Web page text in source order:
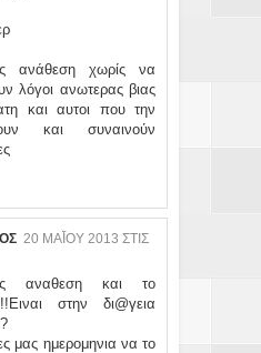
ανάθεση χωρίς να
λόγοι ανωτερας βιας
και αυτοι που την
και συναινούν
20 ΜΑΪ́ΟΥ 2013 ΣΤΙΣ 1:
αναθεση και το
στην δι@γεια
μας ημερομηνια να το